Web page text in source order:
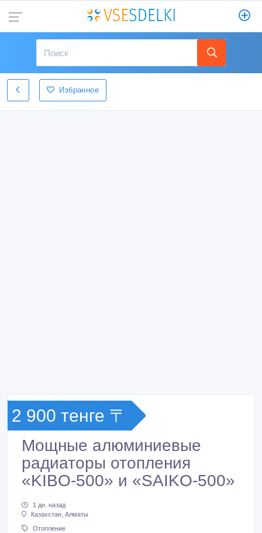
Избранное
2 900 тенге 〒
Мощные алюминиевые
радиаторы отопления
«KIBO-500» и «SAIKO-500»
1 дн. назад
Казахстан, Алматы
Отопление